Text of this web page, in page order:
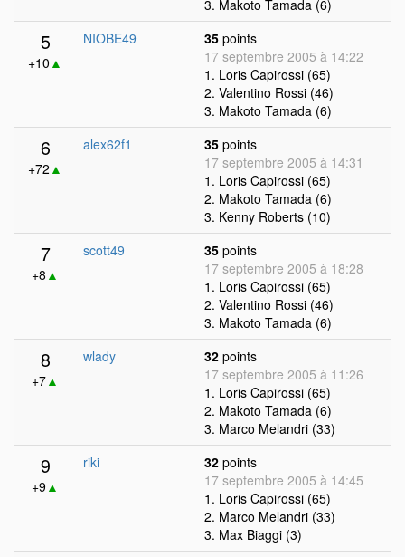
3. Makoto Tamada (6)
5
+10 ▲
NIOBE49 35 points
17 septembre 2005 à 14:22
1. Loris Capirossi (65)
2. Valentino Rossi (46)
3. Makoto Tamada (6)
6
+72 ▲
alex62f1 35 points
17 septembre 2005 à 14:31
1. Loris Capirossi (65)
2. Makoto Tamada (6)
3. Kenny Roberts (10)
7
+8 ▲
scott49 35 points
17 septembre 2005 à 18:28
1. Loris Capirossi (65)
2. Valentino Rossi (46)
3. Makoto Tamada (6)
8
+7▲
wlady 32 points
17 septembre 2005 à 11:26
1. Loris Capirossi (65)
2. Makoto Tamada (6)
3. Marco Melandri (33)
9
+9▲
riki 32 points
17 septembre 2005 à 14:45
1. Loris Capirossi (65)
2. Marco Melandri (33)
3. Max Biaggi (3)